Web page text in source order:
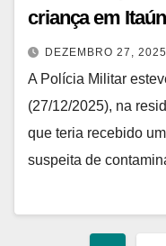
criança em
DEZEMBRO 27, 2025
A Polícia Militar
(27/12/2025), na
que teria recebido
suspeita de